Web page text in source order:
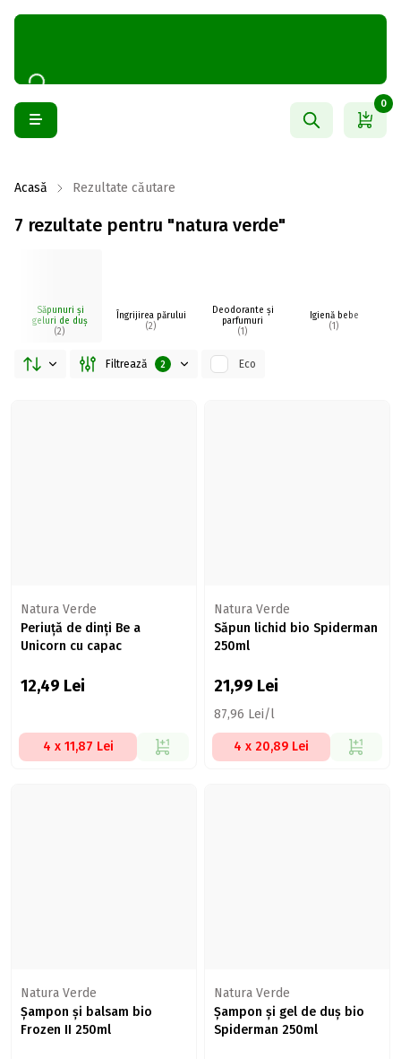
0
Acasă Rezultate căutare
7 rezultate pentru "natura verde"
Săpunuri și
geluri de duș
(2)
Îngrijirea părului
(2)
Deodorante și
parfumuri
(1)
Igienă bebe
(1)
Filtrează 2 Eco
Natura Verde
Periuță de dinți Be a
Unicorn cu capac
12,49 Lei
4 x 11,87 Lei
Natura Verde
Săpun lichid bio Spiderman
250ml
21,99 Lei
87,96 Lei/l
4 x 20,89 Lei
Natura Verde
Șampon și balsam bio
Frozen II 250ml
Natura Verde
Șampon și gel de duș bio
Spiderman 250ml